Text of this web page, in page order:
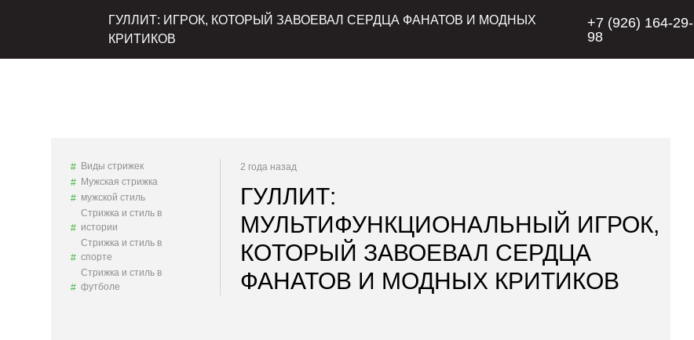
ГУЛЛИТ: ИГРОК, КОТОРЫЙ ЗАВОЕВАЛ СЕРДЦА ФАНАТОВ И МОДНЫХ
КРИТИКОВ
+7 (926) 164-29-
98
Виды стрижек
Мужская стрижка
мужской стиль
Стрижка и стиль в
истории
Стрижка и стиль в
спорте
Стрижка и стиль в
футболе
2 года назад
ГУЛЛИТ:
МУЛЬТИФУНКЦИОНАЛЬНЫЙ ИГРОК,
КОТОРЫЙ ЗАВОЕВАЛ СЕРДЦА
ФАНАТОВ И МОДНЫХ КРИТИКОВ